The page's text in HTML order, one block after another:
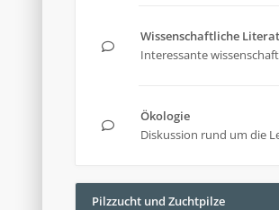
Wissenschaftliche
Interessante
Ökologie
Diskussion rund um die
Pilzzucht und Zuchtpilze